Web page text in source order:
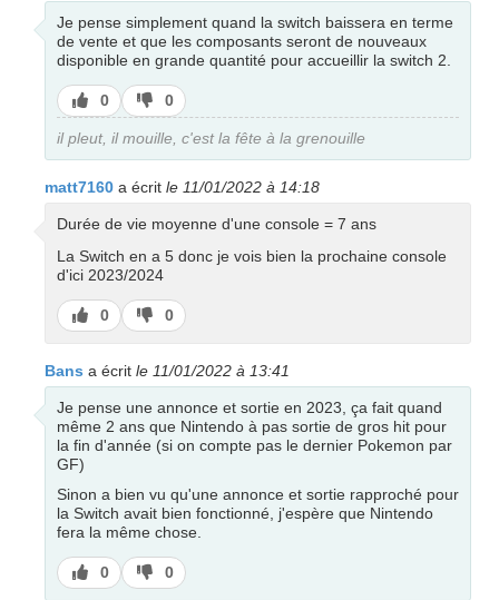
Je pense simplement quand la switch baissera en terme
de vente et que les composants seront de nouveaux
disponible en grande quantité pour accueillir la switch 2.
J’aime
0
J’aime
pas
0
il pleut, il mouille, c'est la fête à la grenouille
matt7160 a écrit le 11/01/2022 à 14:18
Durée de vie moyenne d'une console = 7 ans
La Switch en a 5 donc je vois bien la prochaine console
d'ici 2023/2024
J’aime
0
J’aime
pas
0
Bans a écrit le 11/01/2022 à 13:41
Je pense une annonce et sortie en 2023, ça fait quand
même 2 ans que Nintendo à pas sortie de gros hit pour
la fin d'année (si on compte pas le dernier Pokemon par
GF)
Sinon a bien vu qu'une annonce et sortie rapproché pour
la Switch avait bien fonctionné, j'espère que Nintendo
fera la même chose.
J’aime
0
J’aime
pas
0